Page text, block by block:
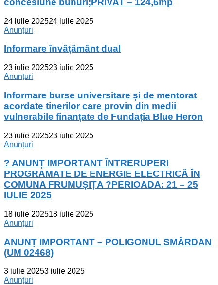
concesiune bunuri;PRIVAT – 124,6mp
24 iulie 202524 iulie 2025
Anunțuri
Informare învățământ dual
23 iulie 202523 iulie 2025
Anunțuri
Informare burse universitare și de mentorat
acordate tinerilor care provin din medii
vulnerabile finanțate de Fundația Blue Heron
23 iulie 202523 iulie 2025
Anunțuri
? ANUNȚ IMPORTANT ÎNTRERUPERI
PROGRAMATE DE ENERGIE ELECTRICĂ ÎN
COMUNA FRUMUȘIȚA ?️PERIOADA: 21 – 25
IULIE 2025
18 iulie 202518 iulie 2025
Anunțuri
ANUNȚ IMPORTANT – POLIGONUL SMÂRDAN
(UM 02468)
3 iulie 20253 iulie 2025
Anunțuri